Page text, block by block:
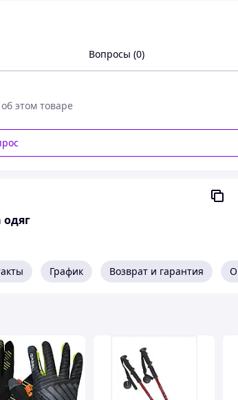
Tramp Fitnes– класична, що регулюється по
від 150 до 200 см.
/ пристібається до палиці, регулюється
Вопросы (0)
этом товаре
одяг
График Возврат и гарантия